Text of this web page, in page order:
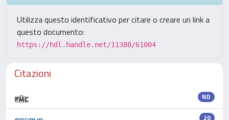
Utilizza questo identificativo per citare o creare un link a
questo documento:
https://hdl.handle.net/11388/61004
Citazioni
ND
20